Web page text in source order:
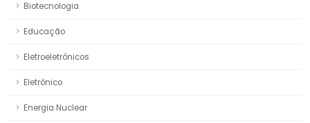
Biotecnologia
Educação
Eletroeletrônicos
Eletrônico
Energia Nuclear